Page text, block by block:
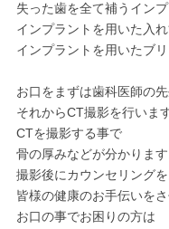
失った歯を全て補うイン
インプラントを用いた入れ
インプラントを用いたブ
お口をまずは歯科医師の先
それからCT撮影を行います
CTを撮影する事で
骨の厚みなどが分かります
撮影後にカウンセリングを
皆様の健康のお手伝いを
お口の事でお困りの方は